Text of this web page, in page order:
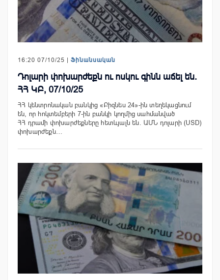
16:20 07/10/25 | Ֆինանսական
Դոլարի փոխարժեքն ու ոսկու գինն աճել են.
ՀՀ ԿԲ, 07/10/25
ՀՀ կենտրոնական բանկից «Բիզնես 24»-ին տեղեկացնում
են, որ հոկտեմբերի 7-ին բանկի կողմից սահմանված
ՀՀ դրամի փոխարժեքները հետևյալն են. ԱՄՆ դոլարի (USD)
փոխարժեքն…